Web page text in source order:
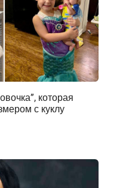
которая
с куклу